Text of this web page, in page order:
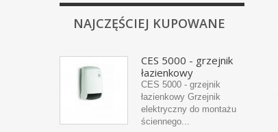
NAJCZĘŚCIEJ KUPOWANE
CES 5000 - grzejnik
łazienkowy
CES 5000 - grzejnik
łazienkowy Grzejnik
elektryczny do montażu
ściennego...